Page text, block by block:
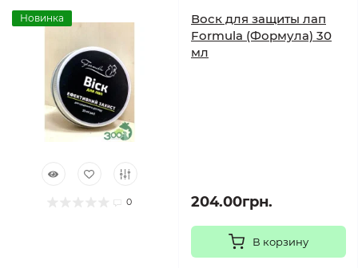
Новинка
0
Воск для защиты лап
Formula (Формула) 30
мл
204.00грн.
В корзину